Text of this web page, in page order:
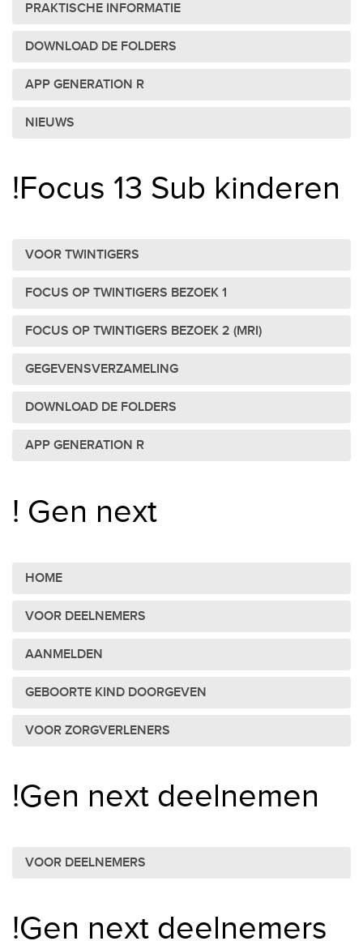
PRAKTISCHE INFORMATIE
DOWNLOAD DE FOLDERS
APP GENERATION R
NIEUWS
!Focus 13 Sub kinderen
VOOR TWINTIGERS
FOCUS OP TWINTIGERS BEZOEK 1
FOCUS OP TWINTIGERS BEZOEK 2 (MRI)
GEGEVENSVERZAMELING
DOWNLOAD DE FOLDERS
APP GENERATION R
! Gen next
HOME
VOOR DEELNEMERS
AANMELDEN
GEBOORTE KIND DOORGEVEN
VOOR ZORGVERLENERS
!Gen next deelnemen
VOOR DEELNEMERS
!Gen next deelnemers